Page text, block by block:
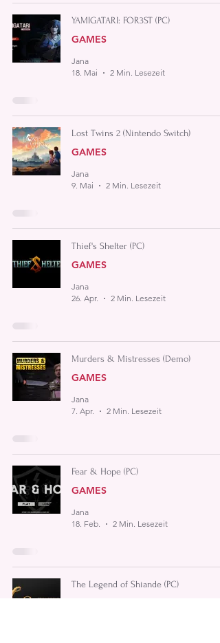
YAMIGATARI: FOR3ST (PC)
GAMES
Jana
18. Mai
2 Min. Lesezeit
Lost Twins 2 (Nintendo Switch)
GAMES
Jana
9. Mai
2 Min. Lesezeit
Thief's Shelter (PC)
GAMES
Jana
26. Apr.
2 Min. Lesezeit
Murders & Mistresses (Demo)
GAMES
Jana
7. Apr.
2 Min. Lesezeit
Fear & Hope (PC)
GAMES
Jana
18. Feb.
2 Min. Lesezeit
The Legend of Shiande (PC)